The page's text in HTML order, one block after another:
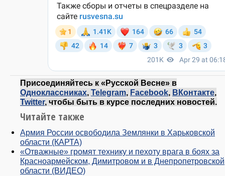
Присоединяйтесь к «Русской Весне» в
Одноклассниках, Telegram, Facebook, ВКонтакте,
Twitter, чтобы быть в курсе последних новостей.
Читайте также
Армия России освободила Землянки в Харьковской
области (КАРТА)
«Отважные» громят технику и пехоту врага в боях за
Красноармейском, Димитровом и в Днепропетровской
области (ВИДЕО)